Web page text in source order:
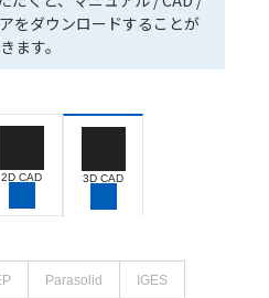
をダウンロードすることが
ます。
2D CAD 3D CAD
Parasolid IGES